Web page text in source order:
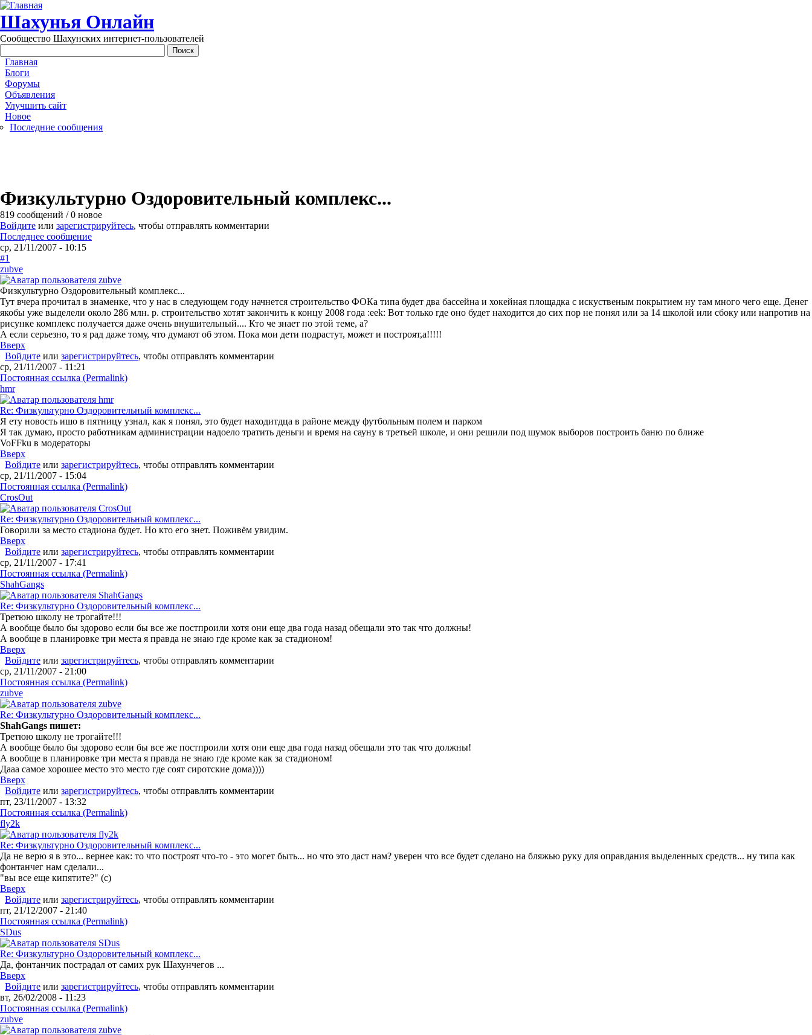
Перейти к основному содержанию
Шахунья Онлайн
Сообщество Шахунских интернет-пользователей
Main menu
Главная
Блоги
Форумы
Объявления
Улучшить сайт
Новое
Последние сообщения
Физкультурно Оздоровительный комплекс...
819 сообщений / 0 новое
Войдите или зарегистрируйтесь, чтобы отправлять комментарии
Последнее сообщение
ср, 21/11/2007 - 10:15
#1
zubve
Физкультурно Оздоровительный комплекс...
Тут вчера прочитал в знаменке, что у нас в следующем году начнется строительство ФОКа типа будет два бассейна и хокейная площадка с искуственым покрытием ну там много чего еще. Денег
якобы уже выделели около 286 млн. р. строительство хотят закончить к концу 2008 года :eek: Вот только где оно будет находится до сих пор не понял или за 14 школой или сбоку или напротив на
рисунке комплекс получается даже очень внушительный.... Кто че знает по этой теме, а?
А если серьезно, то я рад даже тому, что думают об этом. Пока мои дети подрастут, может и построят,а!!!!!
Вверх
Войдите или зарегистрируйтесь, чтобы отправлять комментарии
ср, 21/11/2007 - 11:21
Постоянная ссылка (Permalink)
hmr
Re: Физкультурно Оздоровительный комплекс...
Я ету новость ишо в пятницу узнал, как я понял, это будет находитдца в районе между футбольным полем и парком
Я так думаю, просто работникам администрации надоело тратить деньги и время на сауну в третьей школе, и они решили под шумок выборов построить баню по ближе
VoFFku в модераторы
Вверх
Войдите или зарегистрируйтесь, чтобы отправлять комментарии
ср, 21/11/2007 - 15:04
Постоянная ссылка (Permalink)
CrosOut
Re: Физкультурно Оздоровительный комплекс...
Говорили за место стадиона будет. Но кто его знет. Поживём увидим.
Вверх
Войдите или зарегистрируйтесь, чтобы отправлять комментарии
ср, 21/11/2007 - 17:41
Постоянная ссылка (Permalink)
ShahGangs
Re: Физкультурно Оздоровительный комплекс...
Третюю школу не трогайте!!!
А вообще было бы здорово если бы все же постпроили хотя они еще два года назад обещали это так что должны!
А вообще в планировке три места я правда не знаю где кроме как за стадионом!
Вверх
Войдите или зарегистрируйтесь, чтобы отправлять комментарии
ср, 21/11/2007 - 21:00
Постоянная ссылка (Permalink)
zubve
Re: Физкультурно Оздоровительный комплекс...
ShahGangs пишет:
Третюю школу не трогайте!!!
А вообще было бы здорово если бы все же постпроили хотя они еще два года назад обещали это так что должны!
А вообще в планировке три места я правда не знаю где кроме как за стадионом!
Дааа самое хорошее место это место где соят сиротские дома))))
Вверх
Войдите или зарегистрируйтесь, чтобы отправлять комментарии
пт, 23/11/2007 - 13:32
Постоянная ссылка (Permalink)
fly2k
Re: Физкультурно Оздоровительный комплекс...
Да не верю я в это... вернее как: то что построят что-то - это могет быть... но что это даст нам? уверен что все будет сделано на бляжью руку для оправдания выделенных средств... ну типа как
фонтанчег нам сделали...
"вы все еще кипятите?" (c)
Вверх
Войдите или зарегистрируйтесь, чтобы отправлять комментарии
пт, 21/12/2007 - 21:40
Постоянная ссылка (Permalink)
SDus
Re: Физкультурно Оздоровительный комплекс...
Да, фонтанчик пострадал от самих рук Шахунчегов ...
Вверх
Войдите или зарегистрируйтесь, чтобы отправлять комментарии
вт, 26/02/2008 - 11:23
Постоянная ссылка (Permalink)
zubve